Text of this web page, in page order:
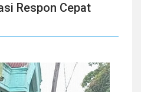
Respon Cepat